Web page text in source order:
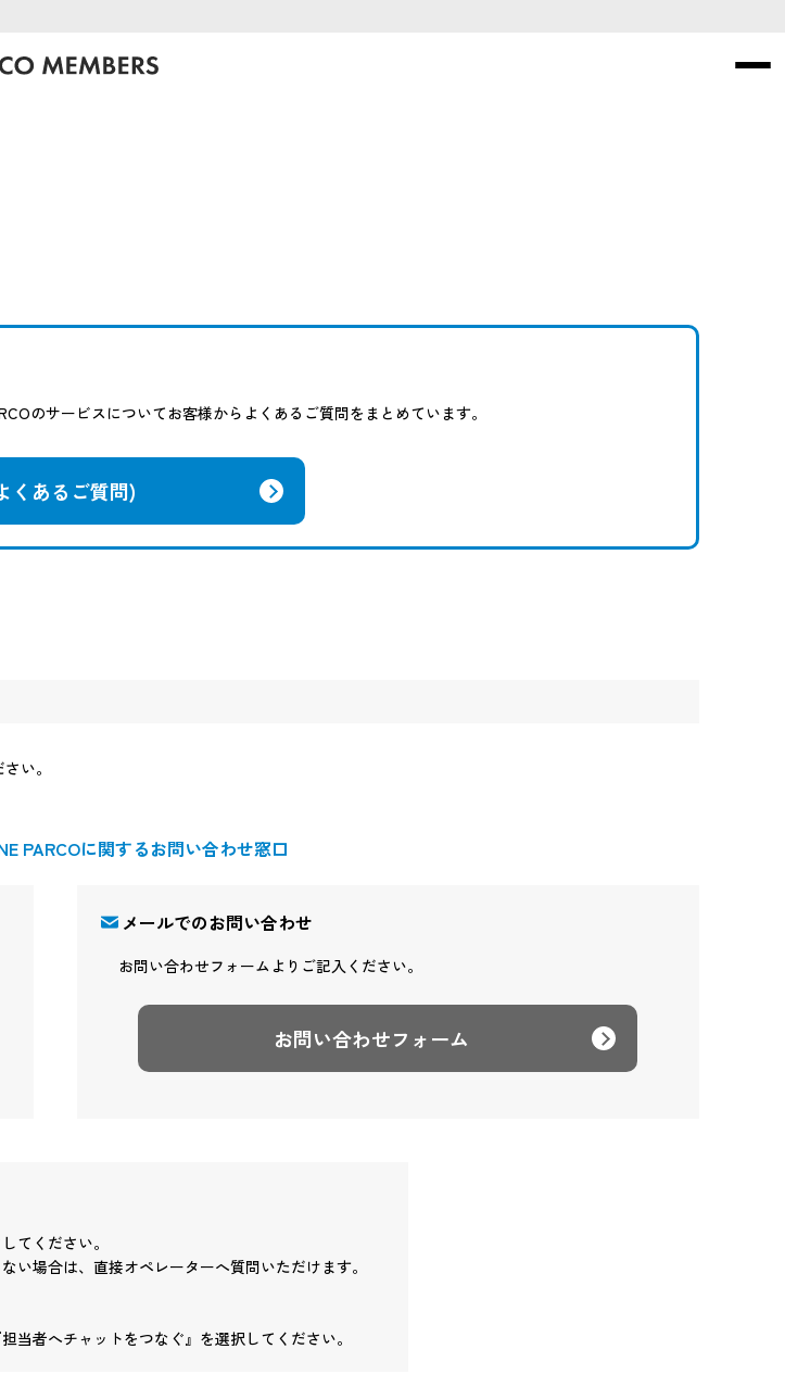
のサービスについてお客様からよくあるご質問をまとめています。
くあるご質問)
い。
PARCOに関するお問い合わせ窓口
メールでのお問い合わせ
お問い合わせフォームよりご記入ください。
お問い合わせフォーム
てください。
い場合は、直接オペレーターへ質問いただけます。
当者へチャットをつなぐ』を選択してください。